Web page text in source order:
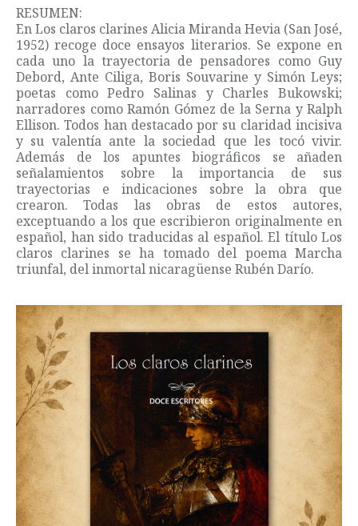
RESUMEN:
En Los claros clarines Alicia Miranda Hevia (San José,
1952) recoge doce ensayos literarios. Se expone en
cada uno la trayectoria de pensadores como Guy
Debord, Ante Ciliga, Boris Souvarine y Simón Leys;
poetas como Pedro Salinas y Charles Bukowski;
narradores como Ramón Gómez de la Serna y Ralph
Ellison. Todos han destacado por su claridad incisiva
y su valentía ante la sociedad que les tocó vivir.
Además de los apuntes biográficos se añaden
señalamientos sobre la importancia de sus
trayectorias e indicaciones sobre la obra que
crearon. Todas las obras de estos autores,
exceptuando a los que escribieron originalmente en
español, han sido traducidas al español. El título Los
claros clarines se ha tomado del poema Marcha
triunfal, del inmortal nicaragüense Rubén Darío.